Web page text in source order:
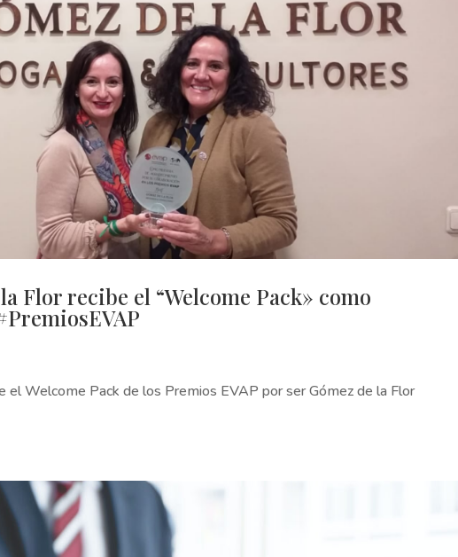
Flor recibe el “Welcome Pack» como
el Welcome Pack de los Premios EVAP por ser Gómez de la Flor